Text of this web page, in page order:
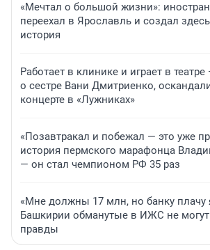
«Мечтал о большой жизни»:
переехал в Ярославль и создал
история
Работает в клинике и играет в
о сестре Вани Дмитриенко,
концерте в «Лужниках»
«Позавтракал и побежал — это уже
история пермского марафонца
— он стал чемпионом РФ 35 раз
«Мне должны 17 млн, но банку плачу
Башкирии обманутые в ИЖС не могут
правды